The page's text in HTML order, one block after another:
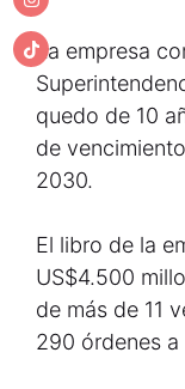
La empresa
quedo de 10
de
2030.
El libro de la
US$4.500
de más de 11
290 órdenes a